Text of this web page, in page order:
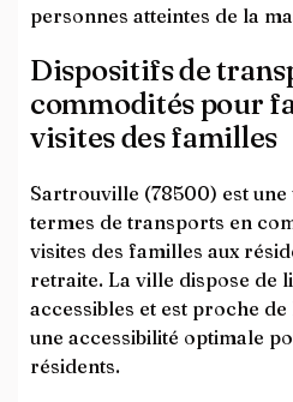
personnes atteintes de la
Dispositifs de
commodités pour
visites des familles
Sartrouville (78500) est
termes de transports en
visites des familles aux
retraite. La ville dispose de
accessibles et est proche
une accessibilité optimale
résidents.